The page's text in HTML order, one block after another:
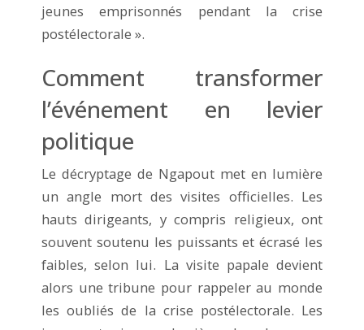
jeunes emprisonnés pendant la crise
postélectorale ».
Comment transformer
l’événement en levier
politique
Le décryptage de Ngapout met en lumière
un angle mort des visites officielles. Les
hauts dirigeants, y compris religieux, ont
souvent soutenu les puissants et écrasé les
faibles, selon lui. La visite papale devient
alors une tribune pour rappeler au monde
les oubliés de la crise postélectorale. Les